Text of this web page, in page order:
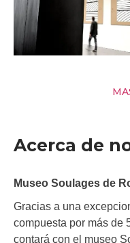
Acerca de
Museo Soulages de
Gracias a una
compuesta por más de
contará con el museo